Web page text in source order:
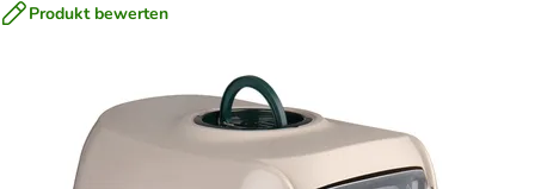
Produkt bewerten